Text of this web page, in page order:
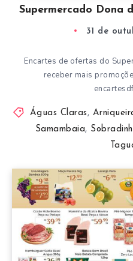
Supermercado Dona
31 de
Encartes de ofertas do
receber mais
Águas Claras ,
Samambaia,